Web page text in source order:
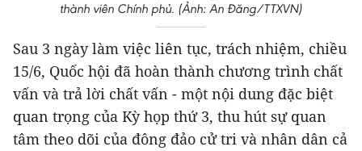
thành viên Chính phủ. (Ảnh: An Đăng/TTXVN)
Sau 3 ngày làm việc liên tục, trách nhiệm, chiều
15/6, Quốc hội đã hoàn thành chương trình chất
vấn và trả lời chất vấn - một nội dung đặc biệt
quan trọng của Kỳ họp thứ 3, thu hút sự quan
tâm theo dõi của đông đảo cử tri và nhân dân cả